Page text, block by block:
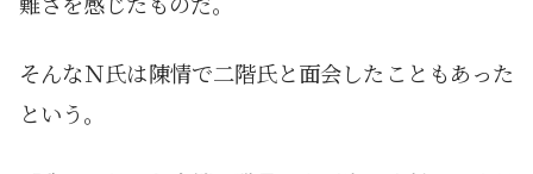
そんなＮ氏は陳情で二階氏と面会したこともあった
という。